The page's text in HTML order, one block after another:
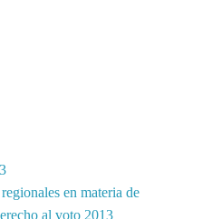
en materia de
al voto 2013